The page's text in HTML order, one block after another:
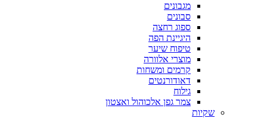
מגבונים
סבונים
ספוג רחצה
היגיינת הפה
טיפוח שיער
מוצרי אלוורה
קרמים ומשחות
דאודורנטים
גילוח
צמר גפן אלכוהול ואצטון
שקיות